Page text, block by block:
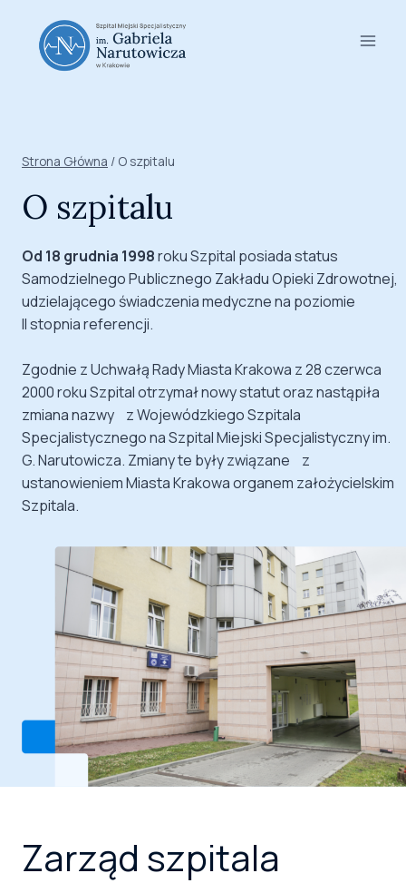
Strona Główna / O szpitalu
O szpitalu
Od 18 grudnia 1998roku Szpital posiada status
Samodzielnego Publicznego Zakładu Opieki Zdrowotnej,
udzielającego świadczenia medyczne na poziomie
II stopnia referencji.
Zgodnie z Uchwałą Rady Miasta Krakowa z 28 czerwca
2000 roku Szpital otrzymał nowy statut oraz nastąpiła
zmiana nazwy z Wojewódzkiego Szpitala
Specjalistycznego na Szpital Miejski Specjalistyczny im.
G. Narutowicza. Zmiany te były związane z
ustanowieniem Miasta Krakowa organem założycielskim
Szpitala.
Zarząd szpitala